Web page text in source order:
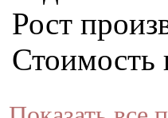
Рост
Стоимость